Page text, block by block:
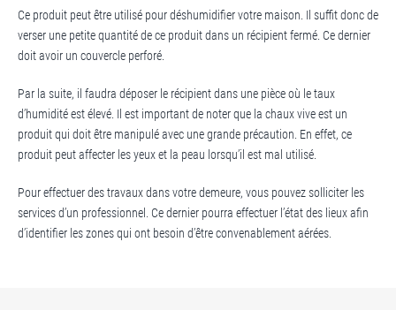
Ce produit peut être utilisé pour déshumidifier votre maison. Il suffit donc de
verser une petite quantité de ce produit dans un récipient fermé. Ce dernier
doit avoir un couvercle perforé.
Par la suite, il faudra déposer le récipient dans une pièce où le taux
d’humidité est élevé. Il est important de noter que la chaux vive est un
produit qui doit être manipulé avec une grande précaution. En effet, ce
produit peut affecter les yeux et la peau lorsqu’il est mal utilisé.
Pour effectuer des travaux dans votre demeure, vous pouvez solliciter les
services d’un professionnel. Ce dernier pourra effectuer l’état des lieux afin
d’identifier les zones qui ont besoin d’être convenablement aérées.